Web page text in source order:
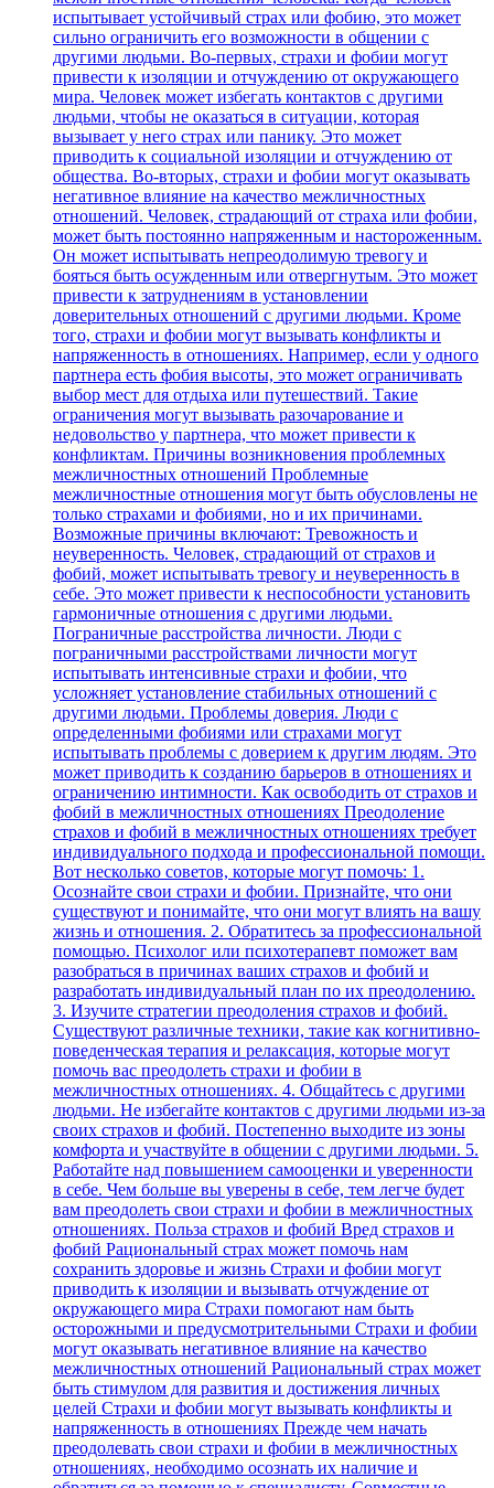
испытывает устойчивый страх или фобию, это может
сильно ограничить его возможности в общении с
другими людьми. Во-первых, страхи и фобии могут
привести к изоляции и отчуждению от окружающего
мира. Человек может избегать контактов с другими
людьми, чтобы не оказаться в ситуации, которая
вызывает у него страх или панику. Это может
приводить к социальной изоляции и отчуждению от
общества. Во-вторых, страхи и фобии могут оказывать
негативное влияние на качество межличностных
отношений. Человек, страдающий от страха или фобии,
может быть постоянно напряженным и настороженным.
Он может испытывать непреодолимую тревогу и
бояться быть осужденным или отвергнутым. Это может
привести к затруднениям в установлении
доверительных отношений с другими людьми. Кроме
того, страхи и фобии могут вызывать конфликты и
напряженность в отношениях. Например, если у одного
партнера есть фобия высоты, это может ограничивать
выбор мест для отдыха или путешествий. Такие
ограничения могут вызывать разочарование и
недовольство у партнера, что может привести к
конфликтам. Причины возникновения проблемных
межличностных отношений Проблемные
межличностные отношения могут быть обусловлены не
только страхами и фобиями, но и их причинами.
Возможные причины включают: Тревожность и
неуверенность. Человек, страдающий от страхов и
фобий, может испытывать тревогу и неуверенность в
себе. Это может привести к неспособности установить
гармоничные отношения с другими людьми.
Пограничные расстройства личности. Люди с
пограничными расстройствами личности могут
испытывать интенсивные страхи и фобии, что
усложняет установление стабильных отношений с
другими людьми. Проблемы доверия. Люди с
определенными фобиями или страхами могут
испытывать проблемы с доверием к другим людям. Это
может приводить к созданию барьеров в отношениях и
ограничению интимности. Как освободить от страхов и
фобий в межличностных отношениях Преодоление
страхов и фобий в межличностных отношениях требует
индивидуального подхода и профессиональной помощи.
Вот несколько советов, которые могут помочь: 1.
Осознайте свои страхи и фобии. Признайте, что они
существуют и понимайте, что они могут влиять на вашу
жизнь и отношения. 2. Обратитесь за профессиональной
помощью. Психолог или психотерапевт поможет вам
разобраться в причинах ваших страхов и фобий и
разработать индивидуальный план по их преодолению.
3. Изучите стратегии преодоления страхов и фобий.
Существуют различные техники, такие как когнитивно-
поведенческая терапия и релаксация, которые могут
помочь вас преодолеть страхи и фобии в
межличностных отношениях. 4. Общайтесь с другими
людьми. Не избегайте контактов с другими людьми из-за
своих страхов и фобий. Постепенно выходите из зоны
комфорта и участвуйте в общении с другими людьми. 5.
Работайте над повышением самооценки и уверенности
в себе. Чем больше вы уверены в себе, тем легче будет
вам преодолеть свои страхи и фобии в межличностных
отношениях. Польза страхов и фобий Вред страхов и
фобий Рациональный страх может помочь нам
сохранить здоровье и жизнь Страхи и фобии могут
приводить к изоляции и вызывать отчуждение от
окружающего мира Страхи помогают нам быть
осторожными и предусмотрительными Страхи и фобии
могут оказывать негативное влияние на качество
межличностных отношений Рациональный страх может
быть стимулом для развития и достижения личных
целей Страхи и фобии могут вызывать конфликты и
напряженность в отношениях Прежде чем начать
преодолевать свои страхи и фобии в межличностных
отношениях, необходимо осознать их наличие и